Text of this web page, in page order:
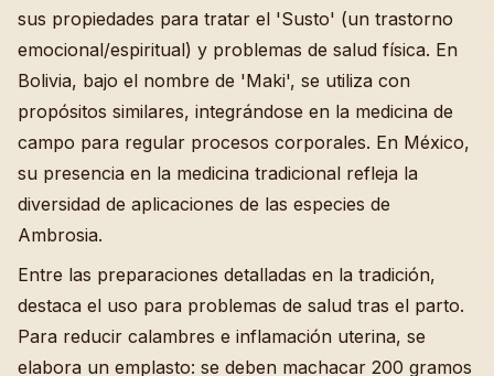
sus propiedades para tratar el 'Susto' (un trastorno
emocional/espiritual) y problemas de salud física. En
Bolivia, bajo el nombre de 'Maki', se utiliza con
propósitos similares, integrándose en la medicina de
campo para regular procesos corporales. En México,
su presencia en la medicina tradicional refleja la
diversidad de aplicaciones de las especies de
Ambrosia.
Entre las preparaciones detalladas en la tradición,
destaca el uso para problemas de salud tras el parto.
Para reducir calambres e inflamación uterina, se
elabora un emplasto: se deben machacar 200 gramos